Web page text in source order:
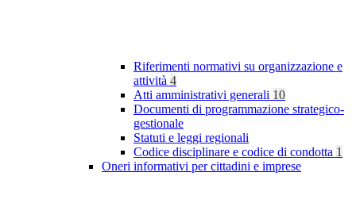
Riferimenti normativi su organizzazione e
attività 4
Atti amministrativi generali 10
Documenti di programmazione strategico-
gestionale
Statuti e leggi regionali
Codice disciplinare e codice di condotta 1
Oneri informativi per cittadini e imprese